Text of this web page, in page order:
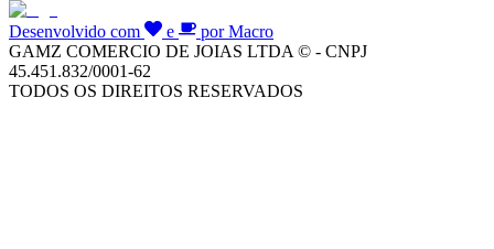
Desenvolvido com e
por Macro
GAMZ COMERCIO DE JOIAS LTDA © - CNPJ
45.451.832/0001-62
TODOS OS DIREITOS RESERVADOS